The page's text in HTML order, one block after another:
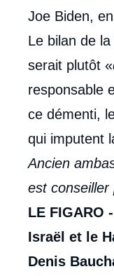
Joe Biden,
Le bilan de
serait plutôt «
responsable
ce démenti,
qui imputent
Ancien
est conseiller
LE FIGARO
Israël et le
Denis